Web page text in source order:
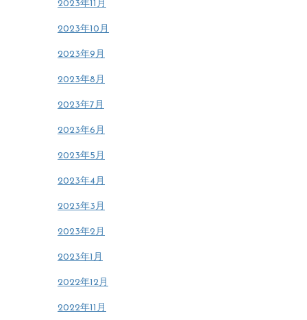
2023年11月
2023年10月
2023年9月
2023年8月
2023年7月
2023年6月
2023年5月
2023年4月
2023年3月
2023年2月
2023年1月
2022年12月
2022年11月